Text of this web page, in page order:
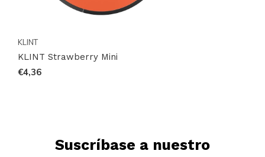
KLINT
KLINT Strawberry Mini
€4,36
Suscríbase a nuestro